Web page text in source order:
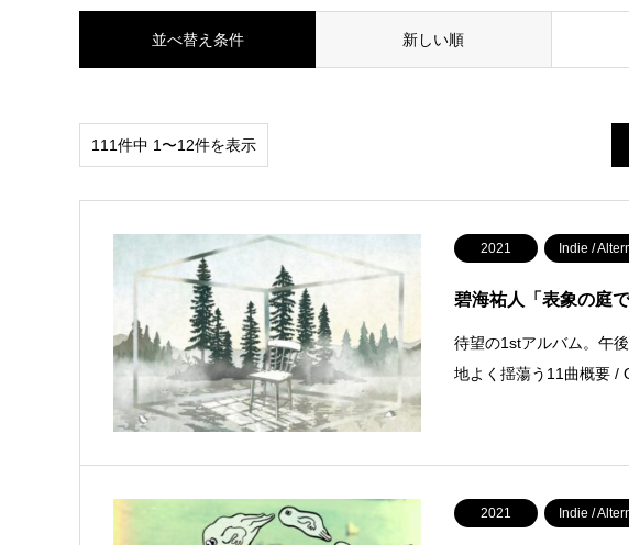
並べ替え条件 新しい順
111件中 1〜12件を表示
2021 Indie /
碧海祐人「表象の庭で
待望の1stアルバム。午
地よく揺蕩う11曲概要 /
2021 Indie /